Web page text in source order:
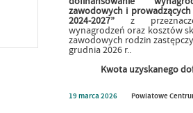
zawodowych i
2024-2027” z
wynagrodzeń oraz kosztów
zawodowych rodzin
grudnia 2026 r..
Kwota uzyskanego
19 marca 2026 Powiatowe